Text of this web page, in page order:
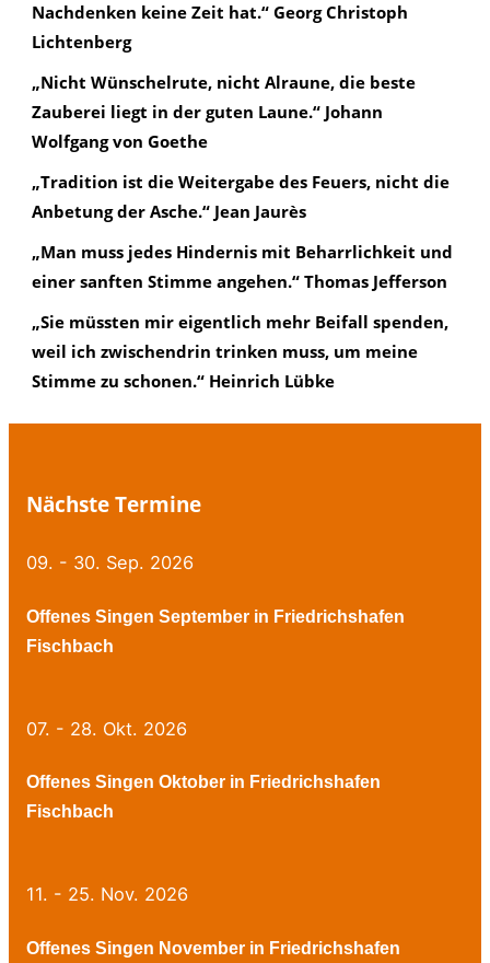
Nachdenken keine Zeit hat.“ Georg Christoph
Lichtenberg
„Nicht Wünschelrute, nicht Alraune, die beste
Zauberei liegt in der guten Laune.“ Johann
Wolfgang von Goethe
„Tradition ist die Weitergabe des Feuers, nicht die
Anbetung der Asche.“ Jean Jaurès
„Man muss jedes Hindernis mit Beharrlichkeit und
einer sanften Stimme angehen.“ Thomas Jefferson
„Sie müssten mir eigentlich mehr Beifall spenden,
weil ich zwischendrin trinken muss, um meine
Stimme zu schonen.“ Heinrich Lübke
Nächste Termine
09. - 30. Sep. 2026
Offenes Singen September in Friedrichshafen
Fischbach
07. - 28. Okt. 2026
Offenes Singen Oktober in Friedrichshafen
Fischbach
11. - 25. Nov. 2026
Offenes Singen November in Friedrichshafen